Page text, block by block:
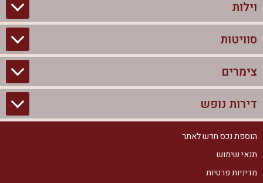
וילות
וילות בצפון
וילות להשכרה
וילות למסיבת רווקים
וילות נופש
סוויטות
סוויטות בצפון
צימרים לזוגות עם בריכה פרטית
צימרים יוקרתיים
צימרים מפוארים
צימרים
צימרים בצפון
צימרים לזוגות
צימרים למשפחות
דירות נופש
דירות נופש בצפון
הוספת נכס חדש לאתר
תנאי שימוש
מדיניות פרטיות